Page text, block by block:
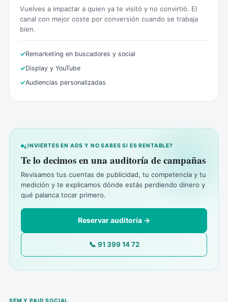
Vuelves a impactar a quien ya te visitó y no convirtió. El
canal con mejor coste por conversión cuando se trabaja
bien.
Remarketing en buscadores y social
Display y YouTube
Audiencias personalizadas
¿INVIERTES EN ADS Y NO SABES SI ES RENTABLE?
Te lo decimos en una auditoría de campañas
Revisamos tus cuentas de publicidad, tu competencia y tu
medición y te explicamos dónde estás perdiendo dinero y
qué palanca tocar primero.
Reservar auditoría →
📞 91 399 14 72